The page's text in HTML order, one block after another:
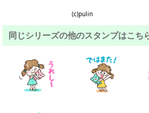
(c)pulin
同じシリーズの他のスタンプはこち